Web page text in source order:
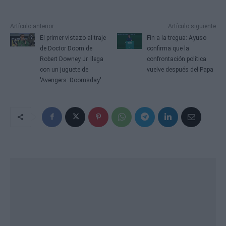
Artículo anterior
El primer vistazo al traje
de Doctor Doom de
Robert Downey Jr. llega
con un juguete de
'Avengers: Doomsday'
Artículo siguiente
Fin a la tregua: Ayuso
confirma que la
confrontación política
vuelve después del Papa